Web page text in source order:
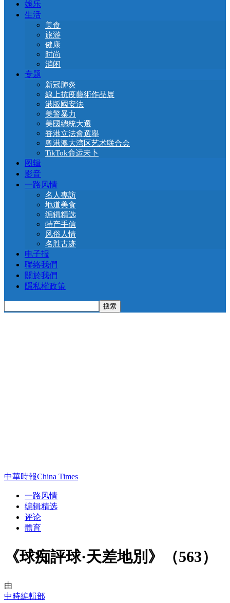
娛乐
生活
美食
旅游
健康
时尚
消闲
专题
新冠肺炎
線上抗疫藝術作品展
港版國安法
美警暴力
美國總統大選
香港立法會選舉
粤港澳大湾区艺术联合会
TikTok命运未卜
图辑
影音
一路风情
名人專訪
地道美食
编辑精选
特产手信
风俗人情
名胜古迹
电子报
聯絡我們
關於我們
隱私權政策
中華時報China Times
一路风情
编辑精选
评论
體育
《球痴評球·天差地別》（563）
由
中時編輯部